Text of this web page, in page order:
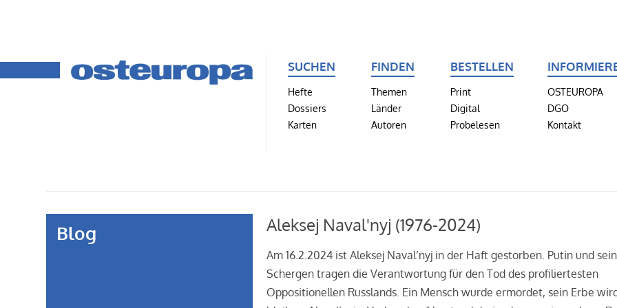
SUCHEN
Hefte
Dossiers
Karten
FINDEN
Themen
Länder
Autoren
BESTELLEN
Print
Digital
Probelesen
OSTEUROPA
DGO
Kontakt
Blog Aleksej Naval'nyj (1976-2024)
Am 16.2.2024 ist Aleksej Naval’nyj in der Haft gestorben. Putin und
Schergen tragen die Verantwortung für den Tod des profiliertesten
Oppositionellen Russlands. Ein Mensch wurde ermordet, sein Erbe